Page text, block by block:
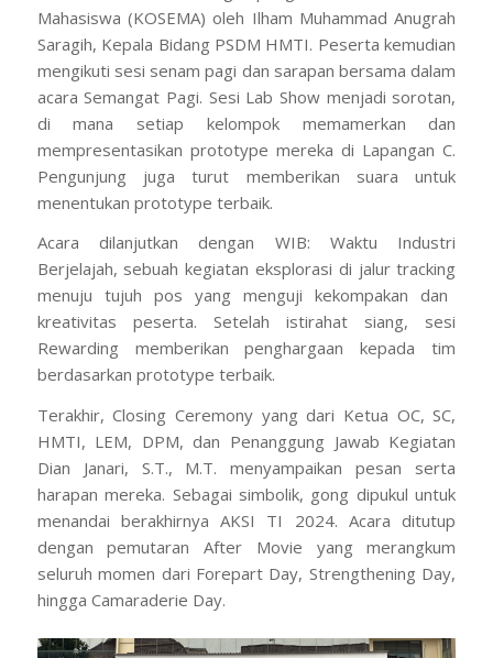
Mahasiswa (KOSEMA) oleh Ilham Muhammad Anugrah
Saragih, Kepala Bidang PSDM HMTI. Peserta kemudian
mengikuti sesi senam pagi dan sarapan bersama dalam
acaraSemangat Pagi. Sesi Lab Show menjadi sorotan,
di mana setiap kelompok memamerkan dan
mempresentasikan prototype mereka di Lapangan C.
Pengunjung juga turut memberikan suara untuk
menentukan prototype terbaik.
Acara dilanjutkan dengan WIB: Waktu Industri
Berjelajah, sebuah kegiatan eksplorasi di jalurtracking
menuju tujuh pos yang menguji kekompakan dan
kreativitas peserta. Setelah istirahat siang, sesi
Rewarding memberikan penghargaan kepada tim
berdasarkan prototype terbaik.
Terakhir,Closing Ceremonyyang dari Ketua OC, SC,
HMTI, LEM, DPM, dan Penanggung Jawab Kegiatan
Dian Janari, S.T., M.T. menyampaikan pesan serta
harapan mereka. Sebagai simbolik, gong dipukul untuk
menandai berakhirnya AKSI TI 2024. Acara ditutup
dengan pemutaranAfter Movie yang merangkum
seluruh momen dari Forepart Day, Strengthening Day,
hingga Camaraderie Day.